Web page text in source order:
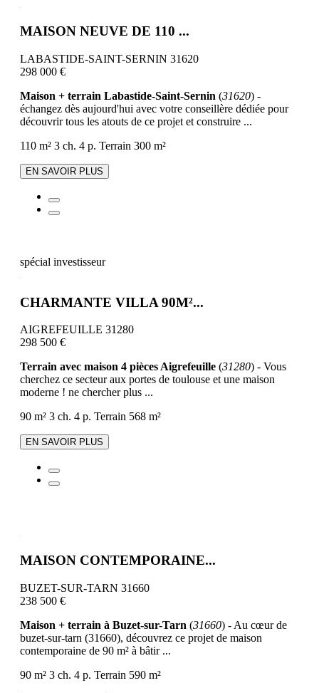
MAISON NEUVE DE 110 ...
LABASTIDE-SAINT-SERNIN 31620
298 000 €
Maison + terrain Labastide-Saint-Sernin (31620) -
échangez dès aujourd'hui avec votre conseillère dédiée pour
découvrir tous les atouts de ce projet et construire ...
110 m² 3 ch. 4 p. Terrain 300 m²
EN SAVOIR PLUS
spécial investisseur
CHARMANTE VILLA 90M²...
AIGREFEUILLE 31280
298 500 €
Terrain avec maison 4 pièces Aigrefeuille (31280) - Vous
cherchez ce secteur aux portes de toulouse et une maison
moderne ! ne chercher plus ...
90 m² 3 ch. 4 p. Terrain 568 m²
EN SAVOIR PLUS
MAISON CONTEMPORAINE...
BUZET-SUR-TARN 31660
238 500 €
Maison + terrain à Buzet-sur-Tarn (31660) - Au cœur de
buzet-sur-tarn (31660), découvrez ce projet de maison
contemporaine de 90 m² à bâtir ...
90 m² 3 ch. 4 p. Terrain 590 m²